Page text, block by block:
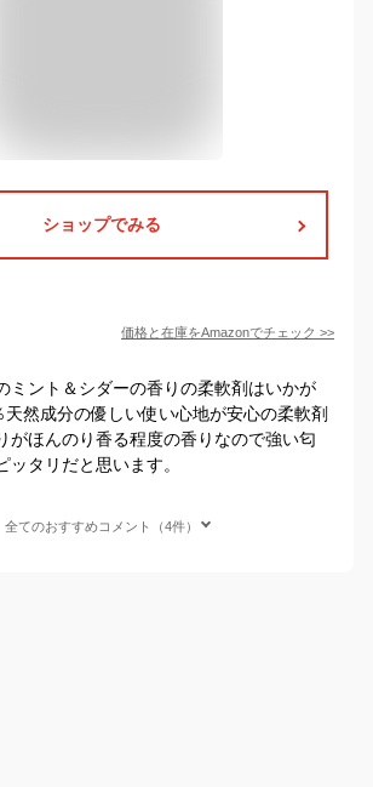
ショップでみる
価格と在庫をAmazonでチェック >>
ミント＆シダーの香りの柔軟剤はいかが
然成分の優しい使い心地が安心の柔軟剤
がほんのり香る程度の香りなので強い匂
ッタリだと思います。
全てのおすすめコメント（4件）